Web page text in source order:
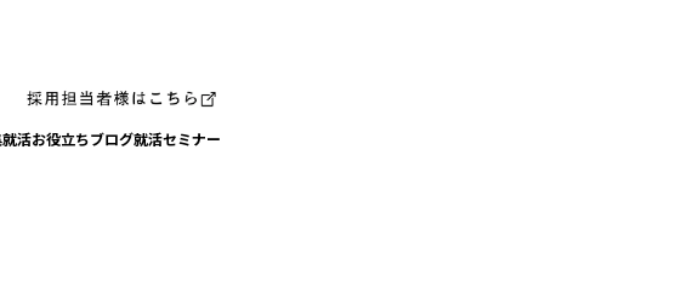
就活お役⽴ちブログ就活セミナー